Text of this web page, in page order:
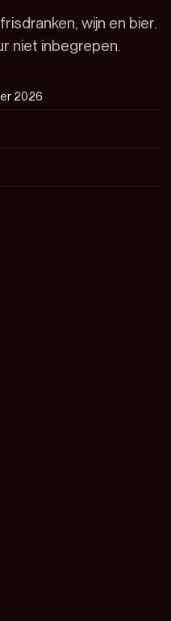
wijn en bier.
niet inbegrepen.
2026